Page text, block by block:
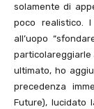
solamente di
poco realistico.
all’uopo
particolareggiarle
ultimato, ho
precedenza
Future), lucidato